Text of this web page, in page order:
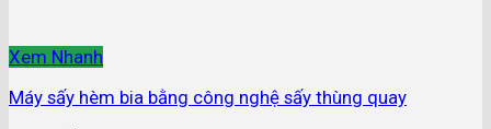
Xem Nhanh
Máy sấy hèm bia bằng công nghệ sấy thùng quay